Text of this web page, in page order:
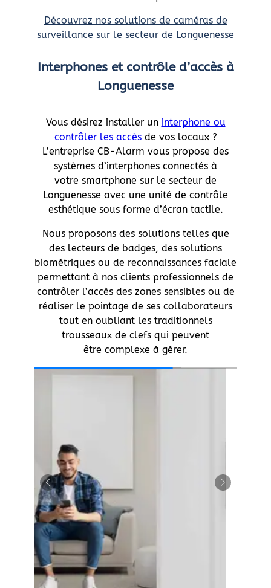
Découvrez nos solutions de caméras de
surveillance sur le secteur de Longuenesse
Interphones et contrôle d’accès à
Longuenesse
Vous désirez installer un interphone ou
contrôler les accèsde vos locaux ?
L’entreprise CB-Alarm vous propose des
systèmes d’interphones connectés à
votre smartphone sur le secteur de
Longuenesse avec une unité de contrôle
esthétique sous forme d’écran tactile.
Nous proposons des solutions telles que
des lecteurs de badges, des solutions
biométriques ou de reconnaissances faciale
permettant à nos clients professionnels de
contrôler l’accès des zones sensibles ou de
réaliser le pointage de ses collaborateurs
tout en oubliant les traditionnels
trousseaux de clefs qui peuvent
être complexe à gérer.